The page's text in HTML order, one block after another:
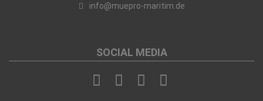
info@muepro-maritim.de
SOCIAL MEDIA